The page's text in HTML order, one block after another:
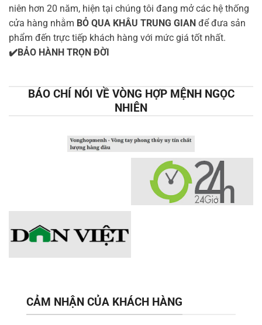
niên hơn 20 năm, hiện tại chúng tôi đang mở các hệ thống
cửa hàng nhằm BỎ QUA KHÂU TRUNG GIAN để đưa sản
phẩm đến trực tiếp khách hàng với mức giá tốt nhất.
✔️BẢO HÀNH TRỌN ĐỜI
BÁO CHÍ NÓI VỀ VÒNG HỢP MỆNH NGỌC
NHIÊN
CẢM NHẬN CỦA KHÁCH HÀNG